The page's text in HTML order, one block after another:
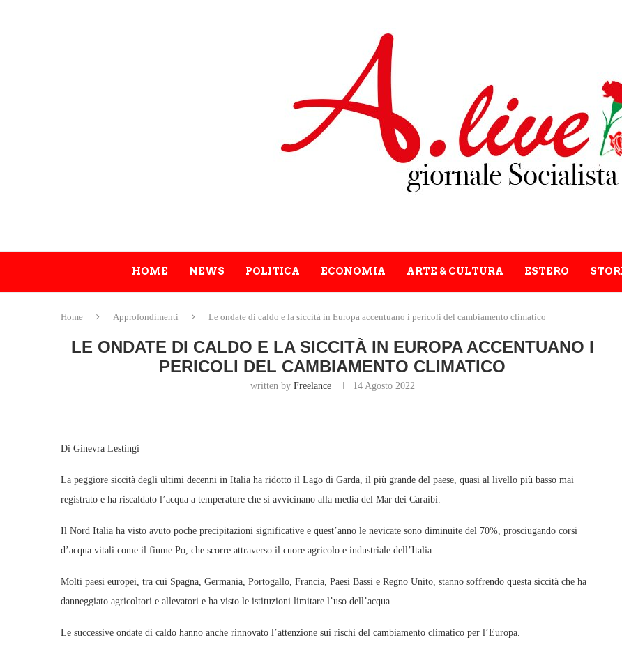
HOME NEWS POLITICA ECONOMIA ARTE & CULTURA ESTERO
Home Approfondimenti Le ondate di caldo e la siccità in Europa accentuano i pericoli del cambiamento climatico
LE ONDATE DI CALDO E LA SICCITÀ IN EUROPA ACCENTUANO I
PERICOLI DEL CAMBIAMENTO CLIMATICO
written by Freelance 14 Agosto 2022
Di Ginevra Lestingi
La peggiore siccità degli ultimi decenni in Italia ha ridotto il Lago di Garda, il più grande del paese, quasi al livello più basso mai
registrato e ha riscaldato l’acqua a temperature che si avvicinano alla media del Mar dei Caraibi.
Il Nord Italia ha visto avuto poche precipitazioni significative e quest’anno le nevicate sono diminuite del 70%, prosciugando corsi
d’acqua vitali come il fiume Po, che scorre attraverso il cuore agricolo e industriale dell’Italia.
Molti paesi europei, tra cui Spagna, Germania, Portogallo, Francia, Paesi Bassi e Regno Unito, stanno soffrendo questa siccità che ha
danneggiato agricoltori e allevatori e ha visto le istituzioni limitare l’uso dell’acqua.
Le successive ondate di caldo hanno anche rinnovato l’attenzione sui rischi del cambiamento climatico per l’Europa.